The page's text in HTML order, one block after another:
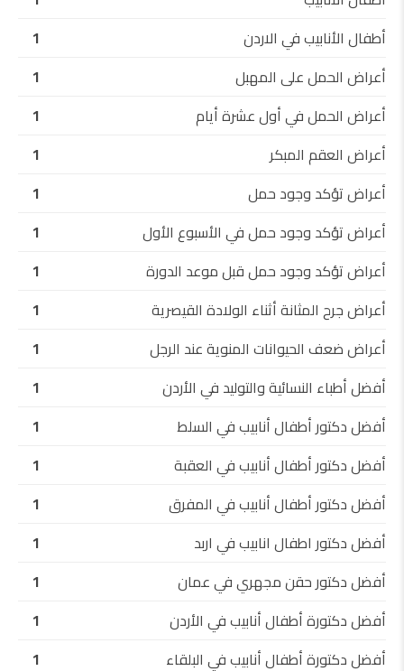
أطفال الأنابيب في الاردن
1
أعراض الحمل على المهبل
1
أعراض الحمل في أول عشرة أيام
1
أعراض العقم المبكر
1
أعراض تؤكد وجود حمل
1
أعراض تؤكد وجود حمل في الأسبوع الأول
1
أعراض تؤكد وجود حمل قبل موعد الدورة
1
أعراض جرح المثانة أثناء الولادة القيصرية
1
أعراض ضعف الحيوانات المنوية عند الرجل
1
أفضل أطباء النسائية والتوليد في الأردن
1
أفضل دكتور أطفال أنابيب في السلط
1
أفضل دكتور أطفال أنابيب في العقبة
1
أفضل دكتور أطفال أنابيب في المفرق
1
أفضل دكتور اطفال انابيب في اربد
1
أفضل دكتور حقن مجهري في عمان
1
أفضل دكتورة أطفال أنابيب في الأردن
1
أفضل دكتورة أطفال أنابيب في البلقاء
1